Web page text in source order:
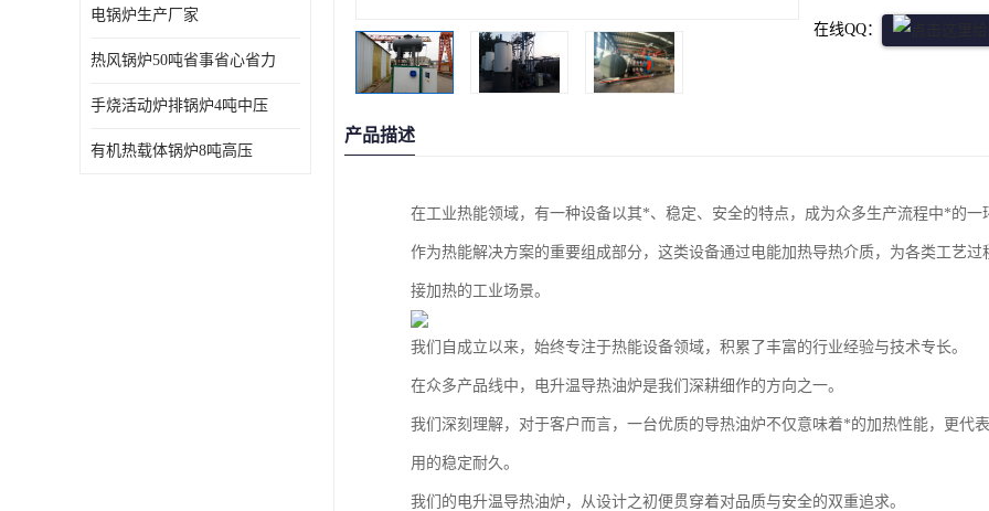
电锅炉生产厂家
热风锅炉50吨省事省心省力
手烧活动炉排锅炉4吨中压
有机热载体锅炉8吨高压
在线QQ：
产品描述
在工业热能领域，有一种设备以其*、稳定、安全的特点，成为众多生产流程中*的
作为热能解决方案的重要组成部分，这类设备通过电能加热导热介质，为各类工艺
接加热的工业场景。
我们自成立以来，始终专注于热能设备领域，积累了丰富的行业经验与技术专长。
在众多产品线中，电升温导热油炉是我们深耕细作的方向之一。
我们深刻理解，对于客户而言，一台优质的导热油炉不仅意味着*的加热性能，更代
用的稳定耐久。
我们的电升温导热油炉，从设计之初便贯穿着对品质与安全的双重追求。